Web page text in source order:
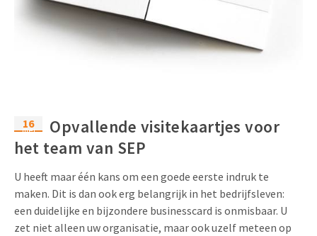
16
mei
Opvallende visitekaartjes voor
het team van SEP
U heeft maar één kans om een goede eerste indruk te
maken. Dit is dan ook erg belangrijk in het bedrijfsleven:
een duidelijke en bijzondere businesscard is onmisbaar. U
zet niet alleen uw organisatie, maar ook uzelf meteen op